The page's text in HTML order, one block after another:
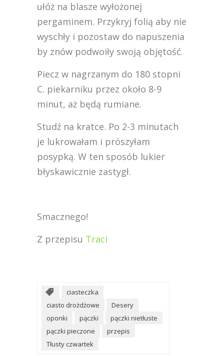
ułóż na blasze wyłożonej
pergaminem. Przykryj folią aby nie
wyschły i pozostaw do napuszenia
by znów podwoiły swoją objętość.
Piecz w nagrzanym do 180 stopni
C. piekarniku przez około 8-9
minut, aż będą rumiane.
Studź na kratce. Po 2-3 minutach
je lukrowałam i prószyłam
posypką. W ten sposób lukier
błyskawicznie zastygł.
Smacznego!
Z przepisu Traci
ciasteczka
ciasto drożdżowe
Desery
oponki
pączki
pączki nietłuste
pączki pieczone
przepis
Tłusty czwartek